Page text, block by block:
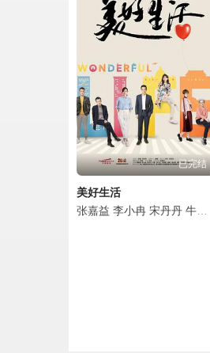
侦察英雄第16集.mp4
侦察英雄第18集.mp4
侦察英雄第19集.mp4
侦察英雄第20集.mp4
侦察英雄第21集.mp4
已完结
美好生活
张嘉益 李小冉 宋丹丹 牛莉